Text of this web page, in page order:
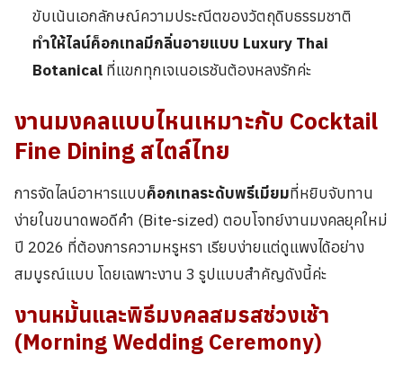
ขับเน้นเอกลักษณ์ความประณีตของวัตถุดิบธรรมชาติ
ทำให้ไลน์ค็อกเทลมีกลิ่นอายแบบ Luxury Thai
Botanical ที่แขกทุกเจเนอเรชันต้องหลงรักค่ะ
งานมงคลแบบไหนเหมาะกับ Cocktail
Fine Dining สไตล์ไทย
การจัดไลน์อาหารแบบค็อกเทลระดับพรีเมียมที่หยิบจับทาน
ง่ายในขนาดพอดีคำ (Bite-sized) ตอบโจทย์งานมงคลยุคใหม่
ปี 2026 ที่ต้องการความหรูหรา เรียบง่ายแต่ดูแพงได้อย่าง
สมบูรณ์แบบ โดยเฉพาะงาน 3 รูปแบบสำคัญดังนี้ค่ะ
งานหมั้นและพิธีมงคลสมรสช่วงเช้า
(Morning Wedding Ceremony)